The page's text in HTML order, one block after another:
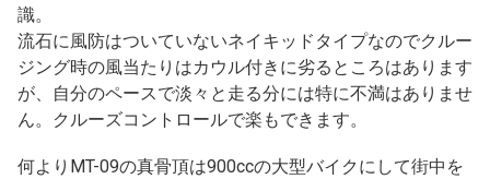
識。
流石に風防はついていないネイキッドタイプなのでクルー
ジング時の風当たりはカウル付きに劣るところはあります
が、自分のペースで淡々と走る分には特に不満はありませ
ん。クルーズコントロールで楽もできます。
何よりMT-09の真骨頂は900ccの大型バイクにして街中を